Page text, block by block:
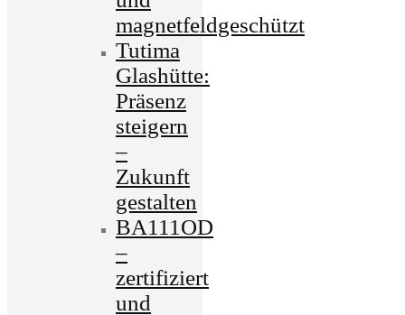
magnetfeldgeschützt
Tutima
Glashütte:
Präsenz
steigern
–
Zukunft
gestalten
BA111OD
–
zertifiziert
und